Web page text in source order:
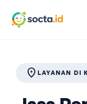
location_on LAYANAN DI